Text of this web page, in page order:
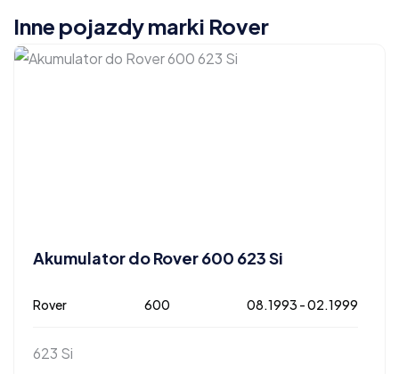
Inne pojazdy marki Rover
Akumulator do Rover 600 623 Si
Rover 600 08.1993 - 02.1999
623 Si